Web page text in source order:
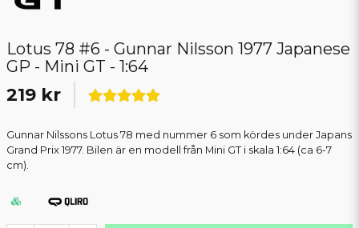
Lotus 78 #6 - Gunnar Nilsson 1977 Japanese
GP - Mini GT - 1:64
219 kr
Gunnar Nilssons Lotus 78 med nummer 6 som kördes under Japans
Grand Prix 1977. Bilen är en modell från Mini GT i skala 1:64 (ca 6-7
cm).